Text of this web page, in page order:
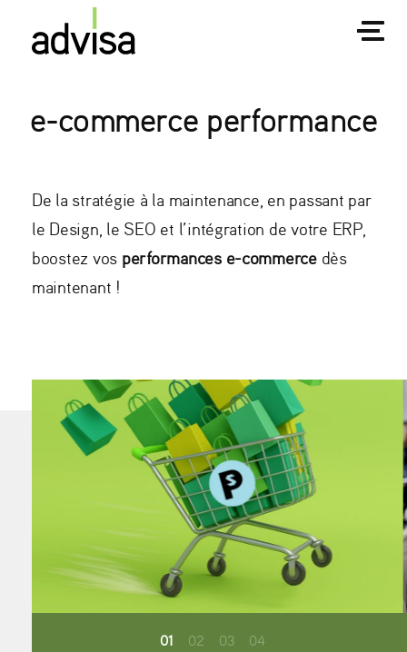
e-commerce performance
De la stratégie à la maintenance, en passant par
le Design, le SEO et l’intégration de votre ERP,
boostez vos performances e-commercedès
maintenant !
01 02 03 04